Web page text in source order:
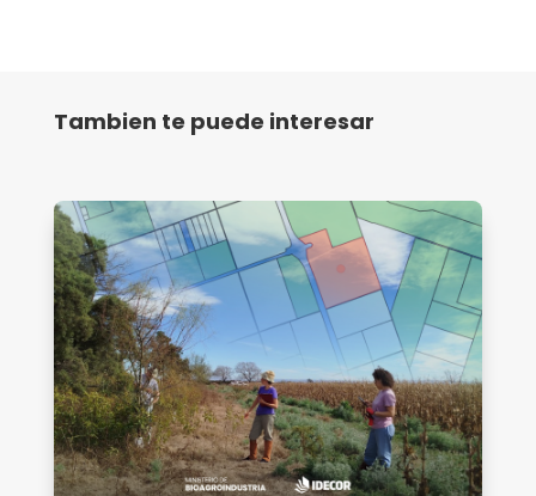
Tambien te puede interesar